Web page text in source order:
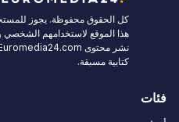
كل الحقوق محفوظة. يجوز
هذا الموقع لاستخدامهم
كتابية مسبقة.
فئات